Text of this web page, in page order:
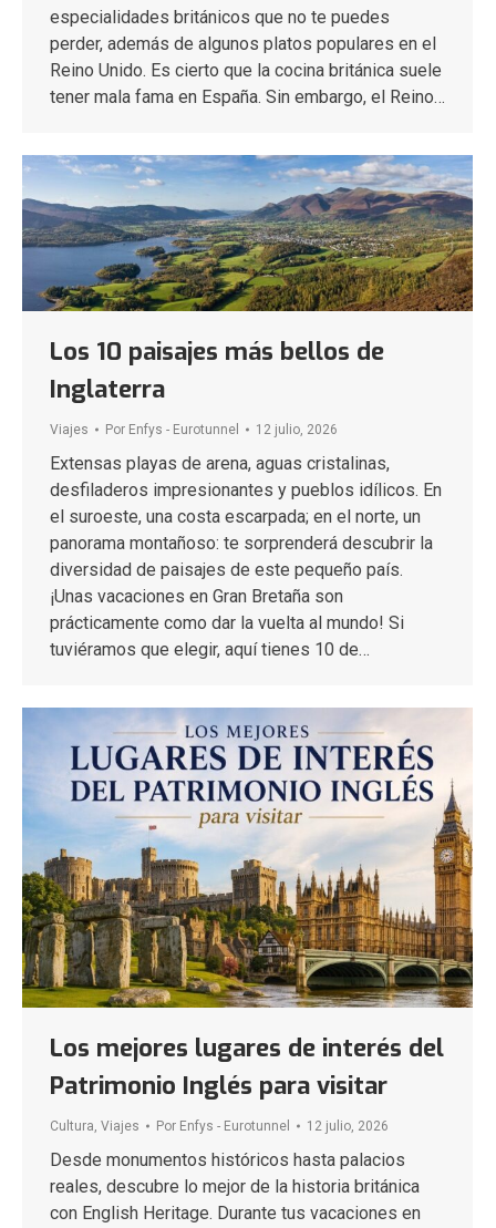
especialidades británicos que no te puedes
perder, además de algunos platos populares en el
Reino Unido. Es cierto que la cocina británica suele
tener mala fama en España. Sin embargo, el Reino…
Los 10 paisajes más bellos de
Inglaterra
Viajes Por Enfys - Eurotunnel 12 julio, 2026
Extensas playas de arena, aguas cristalinas,
desfiladeros impresionantes y pueblos idílicos. En
el suroeste, una costa escarpada; en el norte, un
panorama montañoso: te sorprenderá descubrir la
diversidad de paisajes de este pequeño país.
¡Unas vacaciones en Gran Bretaña son
prácticamente como dar la vuelta al mundo! Si
tuviéramos que elegir, aquí tienes 10 de…
Los mejores lugares de interés del
Patrimonio Inglés para visitar
Cultura, Viajes Por Enfys - Eurotunnel 12 julio, 2026
Desde monumentos históricos hasta palacios
reales, descubre lo mejor de la historia británica
con English Heritage. Durante tus vacaciones en